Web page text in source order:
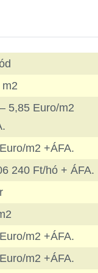
m2
5,85 Euro/m2
m2 +ÁFA.
240 Ft/hó + ÁFA.
m2 +ÁFA.
m2 +ÁFA.